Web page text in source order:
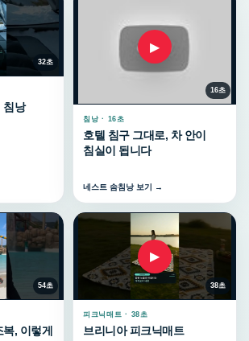
32초
침낭
▶
16초
침낭 · 16초
호텔 침구 그대로, 차 안이
침실이 됩니다
네스트 솜침낭 보기 →
54초
, 이렇게
▶
38초
피크닉매트 · 38초
브리니아 피크닉매트